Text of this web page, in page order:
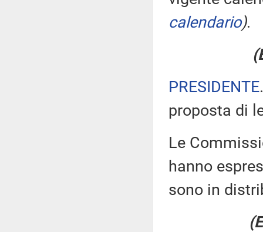
calendario).
PRESIDENTE
proposta di
Le
hanno
sono in